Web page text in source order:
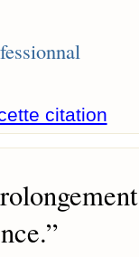
citation
”